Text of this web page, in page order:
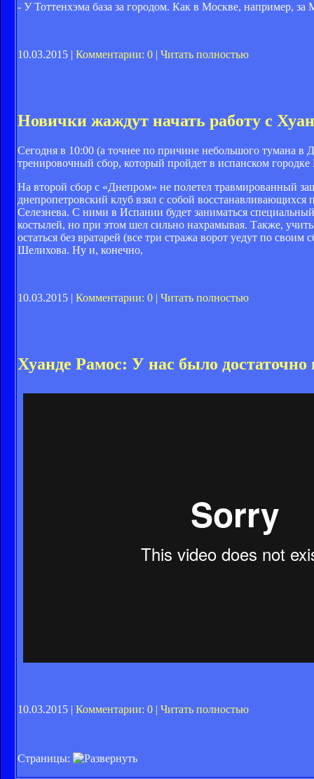
- У Тоттенхэма база за городом. Как в Москве, например,
10.03.2015 | Комментарии: 0 | Читать полностью
Новички жаждут начать работу с
Сегодня в 10:00 (а точнее по причине небольшого тумана в
тренировочный сбор, который пройдет в испанском
На второй сбор с «Днепром» не полетел травмированный
днепропетровский клуб взял с собой
Селезнева. С ними в Испании будет заниматься
костылей, но при этом шел сильно нахрамывая. Также,
остаться без вратарей (все три стража ворот уедут по
Шелихова. Ну и, конечно,
10.03.2015 | Комментарии: 0 | Читать полностью
Хуанде Рамос: У нас было
10.03.2015 | Комментарии: 0 | Читать полностью
Страницы: